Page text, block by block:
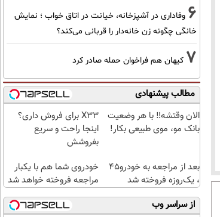
6 وفاداری در آشپزخانه، خیانت در اتاق خواب ؛ نمایش
خانگی چگونه زن خانه‌دار را قربانی می‌کند؟
7 کیهان هم فراخوان حمله صادر کرد
مطالب پیشنهادی
الان وقتشه‼️ با هر وضعیت
بانک مو، موی طبیعی بکار!
X33 برای فروش داری؟
اینجا راحت و سریع
بفروشش
بعد از مراجعه به خودرو45
، یک‌روزه فروخته شد
خودروی شما هم با یکبار
مراجعه فروخته خواهد شد
از سراسر وب